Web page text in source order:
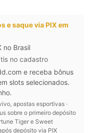
e saque via PIX em
no Brasil
no cadastro
e receba bônus
slots selecionados.
apostas esportivas ·
sobre o primeiro depósito
Tiger e Sweet
depósito via PIX